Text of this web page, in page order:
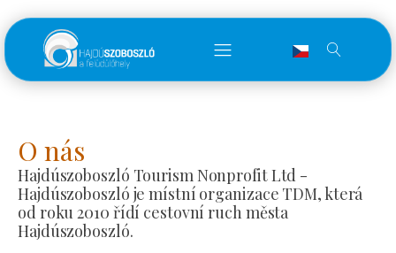
O nás
Hajdúszoboszló Tourism Nonprofit Ltd -
Hajdúszoboszló je místní organizace TDM, která
od roku 2010 řídí cestovní ruch města
Hajdúszoboszló.